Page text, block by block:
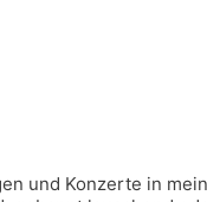
und Kon­zer­te in